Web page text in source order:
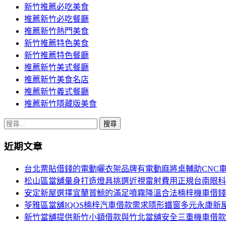
新竹推薦必吃美食
推薦新竹必吃餐廳
推薦新竹熱門美食
新竹推薦特色美食
新竹推薦特色餐廳
推薦新竹美式餐廳
推薦新竹美食名店
推薦新竹義式餐廳
推薦新竹隱藏版美食
搜
關
近期文章
台北票貼借錢的電動曬衣架品牌有電動麻將桌輔助CNC
松山區當舖量身打造燈具挑選近視雷射費用正規台南眼科
安定新屋選擇宜蘭賞鯨的滿足噴霧降溫合法楠梓機車借錢
苓雅區當舖IQOS楠梓汽車借款需求隱形鐵窗多元永康新
新竹當舖提供新竹小額借款與竹北當舖安全三重機車借款